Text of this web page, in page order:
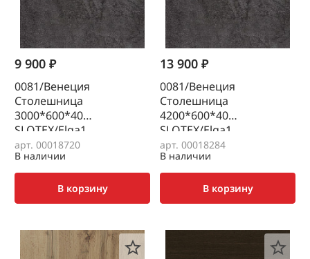
9 900 ₽
0081/Венеция
Столешница
3000*600*40
SLOTEX/Elga1
арт. 00018720
В наличии
В корзину
13 900 ₽
0081/Венеция
Столешница
4200*600*40
SLOTEX/Elga1
арт. 00018284
В наличии
В корзину